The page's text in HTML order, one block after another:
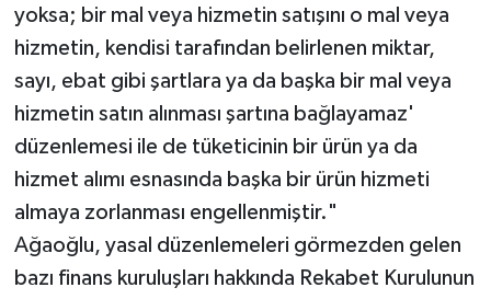
yoksa; bir mal veya hizmetin satışını o mal veya
hizmetin, kendisi tarafından belirlenen miktar,
sayı, ebat gibi şartlara ya da başka bir mal veya
hizmetin satın alınması şartına bağlayamaz'
düzenlemesi ile de tüketicinin bir ürün ya da
hizmet alımı esnasında başka bir ürün hizmeti
almaya zorlanması engellenmiştir."
Ağaoğlu, yasal düzenlemeleri görmezden gelen
bazı finans kuruluşları hakkında Rekabet Kurulunun